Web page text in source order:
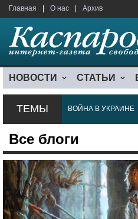
Главная О нас Архив
НОВОСТИ СТАТЬИ
ТЕМЫ ВОЙНА В УКРАИНЕ
Все блоги